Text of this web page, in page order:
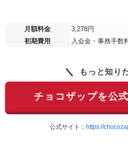
月額料金
3,278円
初期費用
入会金・事務手数
もっと知り
チョコザップを公
公式サイト： https://